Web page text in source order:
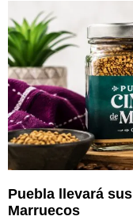
Puebla llevará
Marruecos